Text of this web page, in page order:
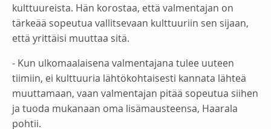
kulttuureista. Hän korostaa, että valmentajan on
tärkeää sopeutua vallitsevaan kulttuuriin sen sijaan,
että yrittäisi muuttaa sitä.
- Kun ulkomaalaisena valmentajana tulee uuteen
tiimiin, ei kulttuuria lähtökohtaisesti kannata lähteä
muuttamaan, vaan valmentajan pitää sopeutua siihen
ja tuoda mukanaan oma lisämausteensa, Haarala
pohtii.